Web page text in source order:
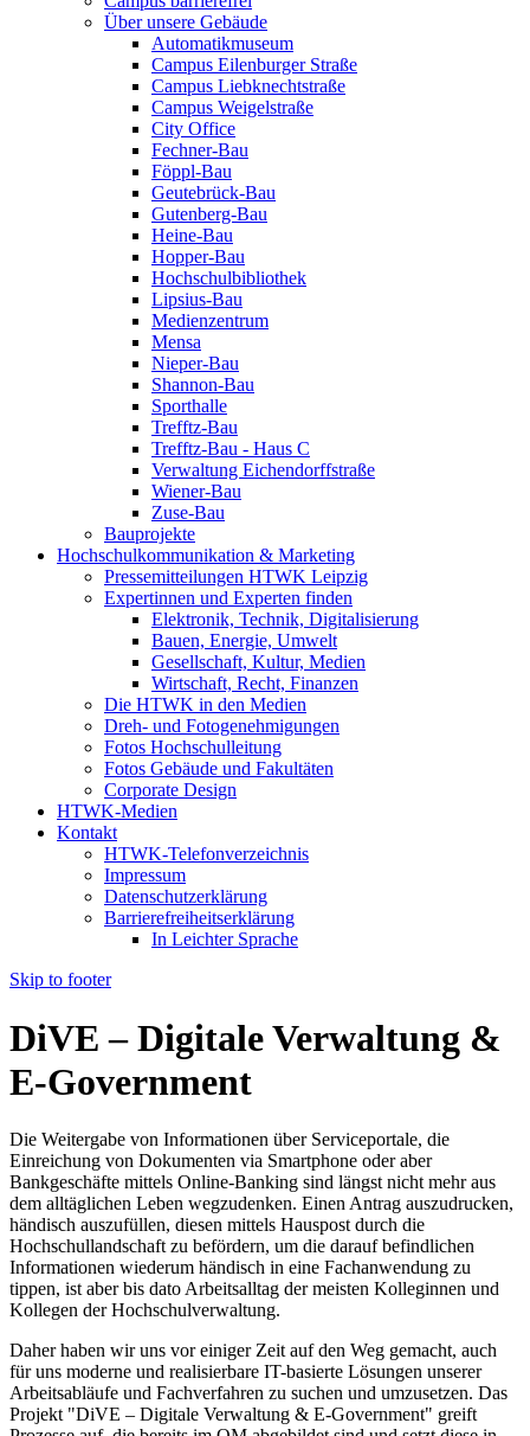
Über unsere Gebäude
Automatikmuseum
Campus Eilenburger Straße
Campus Liebknechtstraße
Campus Weigelstraße
City Office
Fechner-Bau
Föppl-Bau
Geutebrück-Bau
Gutenberg-Bau
Heine-Bau
Hopper-Bau
Hochschulbibliothek
Lipsius-Bau
Medienzentrum
Mensa
Nieper-Bau
Shannon-Bau
Sporthalle
Trefftz-Bau
Trefftz-Bau - Haus C
Verwaltung Eichendorffstraße
Wiener-Bau
Zuse-Bau
Bauprojekte
Hochschulkommunikation & Marketing
Pressemitteilungen HTWK Leipzig
Expertinnen und Experten finden
Elektronik, Technik, Digitalisierung
Bauen, Energie, Umwelt
Gesellschaft, Kultur, Medien
Wirtschaft, Recht, Finanzen
Die HTWK in den Medien
Dreh- und Fotogenehmigungen
Fotos Hochschulleitung
Fotos Gebäude und Fakultäten
Corporate Design
HTWK-Medien
Kontakt
HTWK-Telefonverzeichnis
Impressum
Datenschutzerklärung
Barrierefreiheitserklärung
In Leichter Sprache
Skip to footer
DiVE – Digitale Verwaltung &
E-Government
Die Weitergabe von Informationen über Serviceportale, die
Einreichung von Dokumenten via Smartphone oder aber
Bankgeschäfte mittels Online-Banking sind längst nicht mehr aus
dem alltäglichen Leben wegzudenken. Einen Antrag auszudrucken,
händisch auszufüllen, diesen mittels Hauspost durch die
Hochschullandschaft zu befördern, um die darauf befindlichen
Informationen wiederum händisch in eine Fachanwendung zu
tippen, ist aber bis dato Arbeitsalltag der meisten Kolleginnen und
Kollegen der Hochschulverwaltung.
Daher haben wir uns vor einiger Zeit auf den Weg gemacht, auch
für uns moderne und realisierbare IT-basierte Lösungen unserer
Arbeitsabläufe und Fachverfahren zu suchen und umzusetzen. Das
Projekt "DiVE – Digitale Verwaltung & E-Government" greift